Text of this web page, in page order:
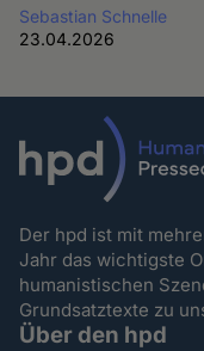
Sebastian Schnelle
23.04.2026
Der hpd ist mit
Jahr das wichtigste
humanistischen
Grundsatztexte zu
Über den hpd